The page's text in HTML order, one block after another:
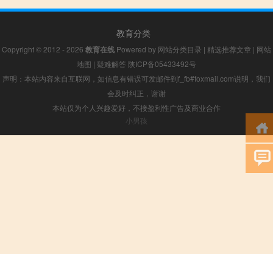
教育分类
Copyright © 2012 - 2026 教育在线 Powered by 网站分类目录 | 精选推荐文章 | 网站
地图 | 疑难解答 陕ICP备05433492号
声明：本站内容来自互联网，如信息有错误可发邮件到f_fb#foxmail.com说明，我们
会及时纠正，谢谢
本站仅为个人兴趣爱好，不接盈利性广告及商业合作
小男孩